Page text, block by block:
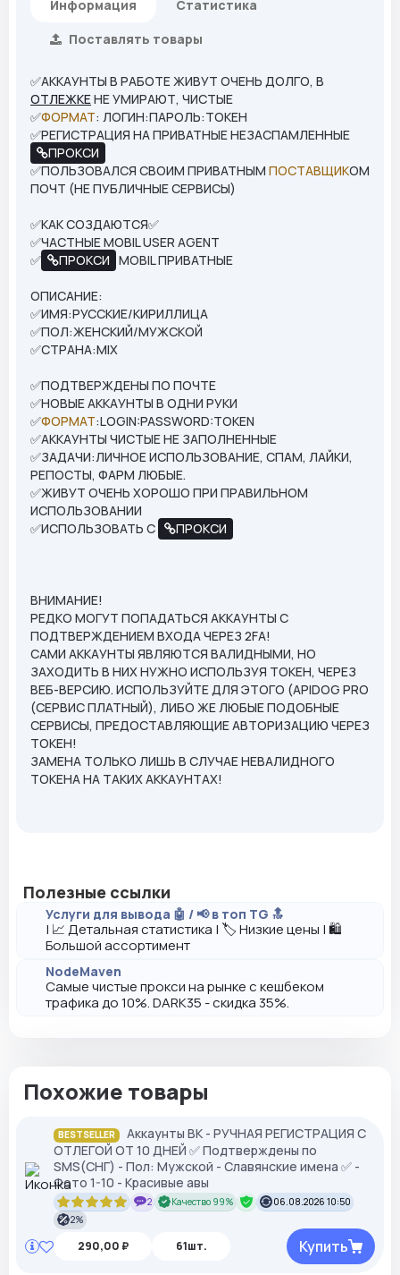
Информация
Статистика
Поставлять товары
✅АККАУНТЫ В РАБОТЕ ЖИВУТ ОЧЕНЬ ДОЛГО, В
ОТЛЕЖКЕНЕ УМИРАЮТ, ЧИСТЫЕ
✅ФОРМАТ: ЛОГИН:ПАРОЛЬ:ТОКЕН
✅РЕГИСТРАЦИЯ НА ПРИВАТНЫЕ НЕЗАСПАМЛЕННЫЕ
ПРОКСИ
✅ПОЛЬЗОВАЛСЯ СВОИМ ПРИВАТНЫМ ПОСТАВЩИКОМ
ПОЧТ (НЕ ПУБЛИЧНЫЕ СЕРВИСЫ)
✅КАК СОЗДАЮТСЯ✅
✅ЧАСТНЫЕ MOBIL USER AGENT
✅
ПРОКСИ MOBIL ПРИВАТНЫЕ
ОПИСАНИЕ:
✅ИМЯ:РУССКИЕ/КИРИЛЛИЦА
✅ПОЛ:ЖЕНСКИЙ/МУЖСКОЙ
✅СТРАНА:MIX
✅ПОДТВЕРЖДЕНЫ ПО ПОЧТЕ
✅НОВЫЕ АККАУНТЫ В ОДНИ РУКИ
✅ФОРМАТ:LOGIN:PASSWORD:TOKEN
✅АККАУНТЫ ЧИСТЫЕ НЕ ЗАПОЛНЕННЫЕ
✅ЗАДАЧИ:ЛИЧНОЕ ИСПОЛЬЗОВАНИЕ, СПАМ, ЛАЙКИ,
РЕПОСТЫ, ФАРМ ЛЮБЫЕ.
✅ЖИВУТ ОЧЕНЬ ХОРОШО ПРИ ПРАВИЛЬНОМ
ИСПОЛЬЗОВАНИИ
✅ИСПОЛЬЗОВАТЬ С
ПРОКСИ
ВНИМАНИЕ!
РЕДКО МОГУТ ПОПАДАТЬСЯ АККАУНТЫ С
ПОДТВЕРЖДЕНИЕМ ВХОДА ЧЕРЕЗ 2FA!
САМИ АККАУНТЫ ЯВЛЯЮТСЯ ВАЛИДНЫМИ, НО
ЗАХОДИТЬ В НИХ НУЖНО ИСПОЛЬЗУЯ ТОКЕН, ЧЕРЕЗ
ВЕБ-ВЕРСИЮ. ИСПОЛЬЗУЙТЕ ДЛЯ ЭТОГО (APIDOG PRO
(СЕРВИС ПЛАТНЫЙ), ЛИБО ЖЕ ЛЮБЫЕ ПОДОБНЫЕ
СЕРВИСЫ, ПРЕДОСТАВЛЯЮЩИЕ АВТОРИЗАЦИЮ ЧЕРЕЗ
ТОКЕН!
ЗАМЕНА ТОЛЬКО ЛИШЬ В СЛУЧАЕ НЕВАЛИДНОГО
ТОКЕНА НА ТАКИХ АККАУНТАХ!
Полезные ссылки
Услуги для вывода 🤖 / 📢 в топ TG 🔝
| 📈 Детальная статистика | 🏷️ Низкие цены | 🛍️
Большой ассортимент
NodeMaven
Самые чистые прокси на рынке с кешбеком
трафика до 10%. DARK35 - скидка 35%.
Похожие товары
BESTSELLER
Аккаунты ВК - РУЧНАЯ РЕГИСТРАЦИЯ С
ОТЛЕГОЙ ОТ 10 ДНЕЙ ✅ Подтверждены по
SMS(СНГ) - Пол: Мужской - Славянские имена ✅ -
Фото 1-10 - Красивые авы
2 Качество 99%
06.08.2026 10:50
2%
290,00 ₽ 61шт. Купить